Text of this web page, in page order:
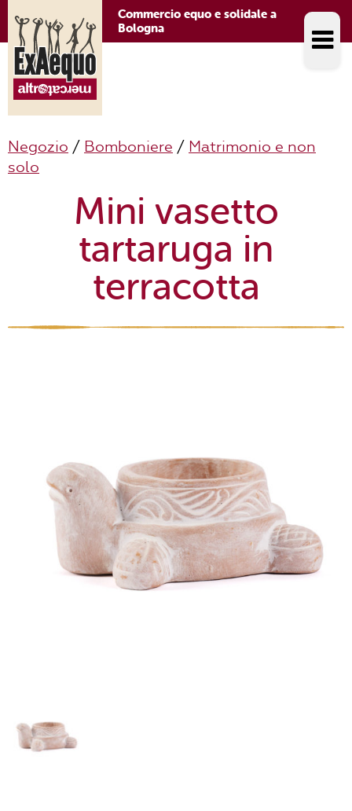
Commercio equo e solidale a
Bologna
Negozio / Bomboniere / Matrimonio e non
solo
Mini vasetto
tartaruga in
terracotta